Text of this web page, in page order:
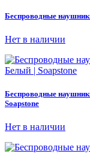
Беспроводные
Нет в наличии
Беспроводные
Soapstone
Нет в наличии